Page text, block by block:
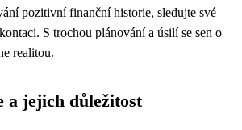
pozitivní finanční historie, sledujte své
S trochou plánování a úsilí se sen o
realitou.
a jejich důležitost